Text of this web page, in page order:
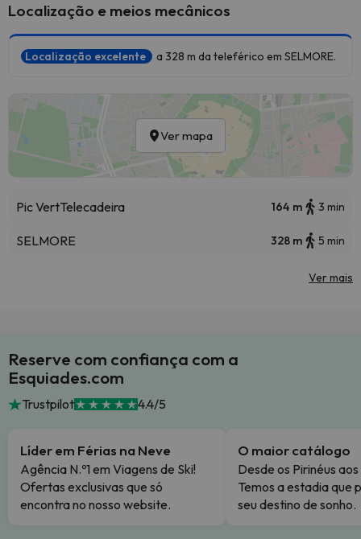
Localização e meios mecânicos
Localização excelente a 328 m da teleférico em SELMORE.
Ver mapa
Pic VertTelecadeira 164 m 3 min
SELMORE 328 m 5 min
Ver mais
Reserve com confiança com a
Esquiades.com
Trustpilot 4.4/5
Líder em Férias na Neve
Agência N.º1 em Viagens de Ski!
Ofertas exclusivas que só
encontra no nosso website.
O maior catálogo
Desde os Pirinéus
Temos a estadia que
seu destino de sonho.